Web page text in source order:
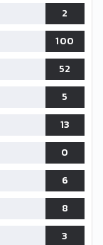
2
100
52
5
13
0
6
8
3